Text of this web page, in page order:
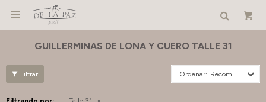

GUILLERMINAS DE LONA Y CUERO TALLE 31
Recomendados